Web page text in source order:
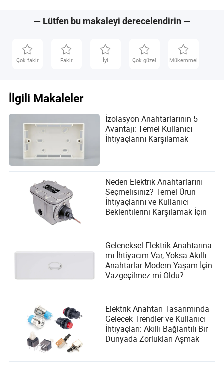
Tıbbi Ev
için
— Lütfen bu makaleyi derecelendirin —
Çok fakir Fakir İyi Çok güzel Mükemmel
İlgili Makaleler
İzolasyon Anahtarlarının 5
Avantajı: Temel Kullanıcı
İhtiyaçlarını Karşılamak
Neden Elektrik Anahtarlarını
Seçmelisiniz? Temel Ürün
İhtiyaçlarını ve Kullanıcı
Beklentilerini Karşılamak İçin
Geleneksel Elektrik Anahtarına
mı İhtiyacım Var, Yoksa Akıllı
Anahtarlar Modern Yaşam İçin
Vazgeçilmez mi Oldu?
Elektrik Anahtarı Tasarımında
Gelecek Trendler ve Kullanıcı
İhtiyaçları: Akıllı Bağlantılı Bir
Dünyada Zorlukları Aşmak